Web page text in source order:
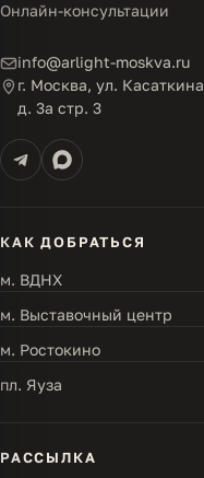
Онлайн-консультации
info@arlight-moskva.ru
г. Москва, ул. Касаткина
д. 3а стр. 3
КАК ДОБРАТЬСЯ
м. ВДНХ
м. Выставочный центр
м. Ростокино
пл. Яуза
РАССЫЛКА